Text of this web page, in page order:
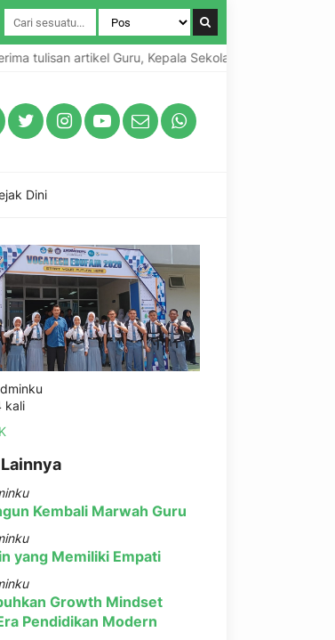
artikel Guru, Kepala Sekolah dan Praktisi
Dini
kali
Kembali Marwah Guru
yang Memiliki Empati
Growth Mindset
Pendidikan Modern